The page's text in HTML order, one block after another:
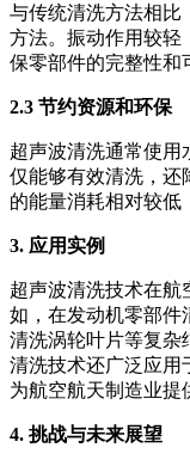
与传统清洗方法相比
方法。振动作用较轻
保零部件的完整性和
2.3 节约资源和环保
超声波清洗通常使用
仅能够有效清洗，还
的能量消耗相对较低
3. 应用实例
超声波清洗技术在航
如，在发动机零部件
清洗涡轮叶片等复杂
清洗技术还广泛应用
为航空航天制造业提
4. 挑战与未来展望